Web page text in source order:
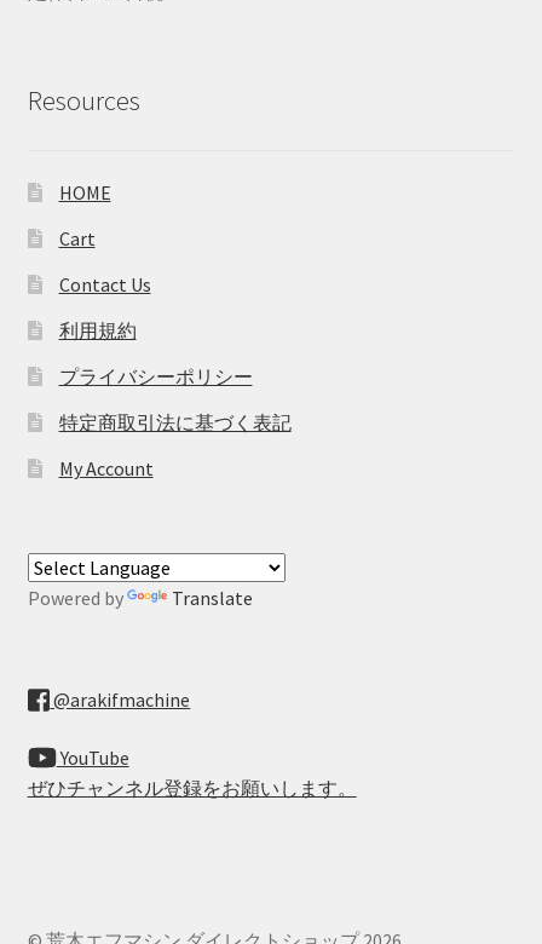
Resources
HOME
Cart
Contact Us
利用規約
プライバシーポリシー
特定商取引法に基づく表記
My Account
Powered by Translate
@arakifmachine
YouTube
ぜひチャンネル登録をお願いします。